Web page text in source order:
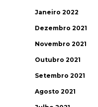
Janeiro 2022
Dezembro 2021
Novembro 2021
Outubro 2021
Setembro 2021
Agosto 2021